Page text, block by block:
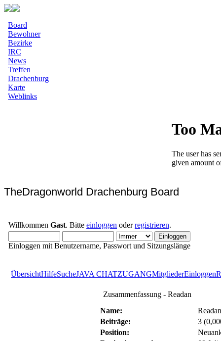
Board
Bewohner
Bezirke
IRC
News
Treffen
Drachenburg
Karte
Weblinks
TheDragonworld Drachenburg Board
Willkommen Gast. Bitte einloggen oderregistrieren.
Einloggen mit Benutzername, Passwort und Sitzungslänge
ÜbersichtHilfeSucheJAVA CHATZUGANGMitgliederEinloggen
Zusammenfassung - Readan
Name:
Readan
Beiträge:
3
Position: